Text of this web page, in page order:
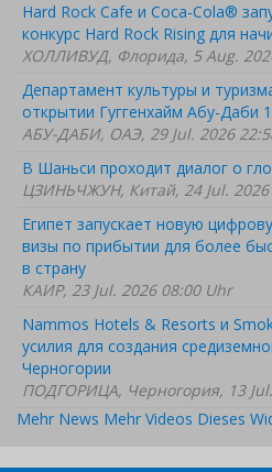
Hard Rock Cafe и Coca-Cola®
конкурс Hard Rock Rising для
ХОЛЛИВУД, Флорида, 5 Aug.
Департамент культуры и
открытии Гуггенхайм Абу-Даби
АБУ-ДАБИ, ОАЭ, 29 Jul. 2026
В Шаньси проходит диалог о
ЦЗИНЬЧЖУН, Китай, 24 Jul. 2026
Египет запускает новую
визы по прибытии для более
в страну
КАИР, 23 Jul. 2026 08:00 Uhr
Nammos Hotels & Resorts и
усилия для создания
Черногории
ПОДГОРИЦА, Черногория, 13
Mehr News Mehr Videos Dieses